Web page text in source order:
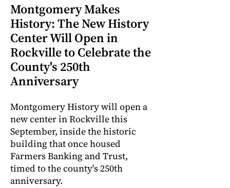
Montgomery Makes
History: The New History
Center Will Open in
Rockville to Celebrate the
County's 250th
Anniversary
Montgomery History will open a
new center in Rockville this
September, inside the historic
building that once housed
Farmers Banking and Trust,
timed to the county's 250th
anniversary.